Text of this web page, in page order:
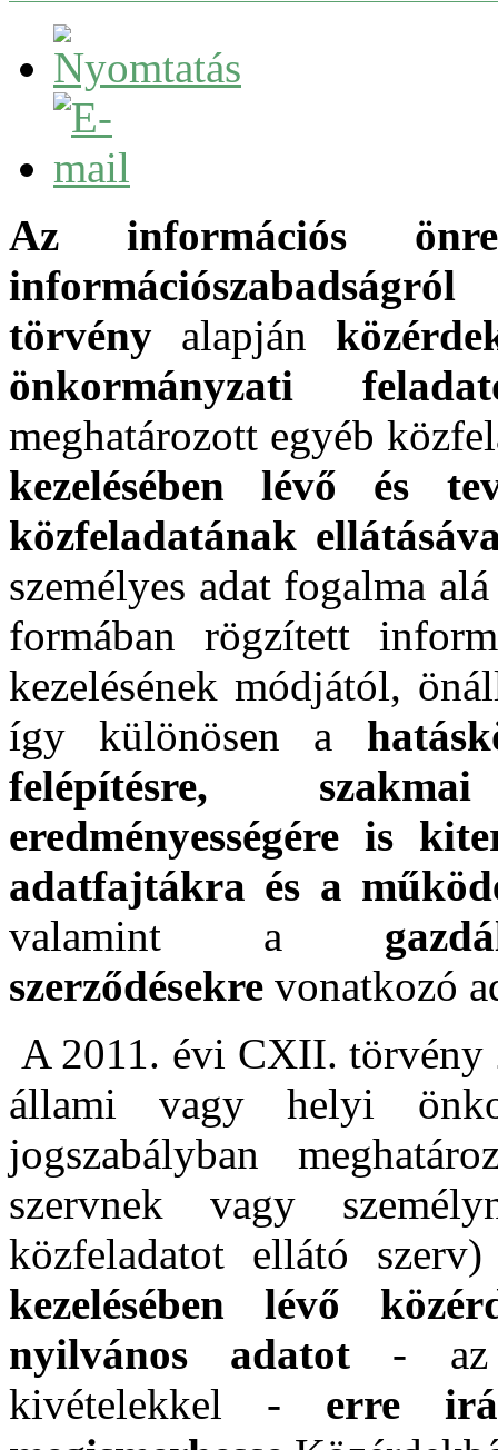
Az
információs
törvény alapján
önkormányzati
meghatározott egyéb
kezelésében lévő és
közfeladatának
személyes adat fogalma
formában rögzített
kezelésének módjától,
így különösen a
felépítésre,
eredményességére is
adatfajtákra és a
valamint a
szerződésekre vonatkozó
A 2011. évi CXII. törvény
állami vagy helyi
jogszabályban
szervnek vagy
közfeladatot ellátó
kezelésében lévő
nyilvános adatot - az
kivételekkel - erre